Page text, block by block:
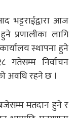
भट्टराईद्वारा आज
प्रणालीका लागि
स्थापना हुने
निर्वाचन
अवधि रहने छ ।
मतदान हुने र